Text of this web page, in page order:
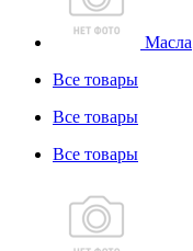
Масла
Все товары
Все товары
Все товары